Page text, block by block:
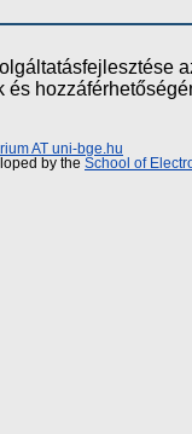
AT uni-bge.hu
by the School of